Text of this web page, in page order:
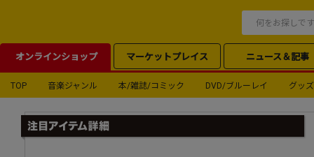
オンラインショップ マーケットプレイス ニュース＆記事
TOP 音楽ジャンル 本/雑誌/コミック DVD/ブルーレイ グッズ